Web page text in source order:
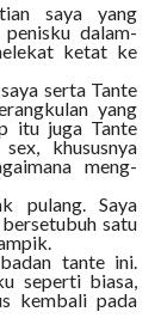
saya yang
dalam-
ketat ke
serta Tante
yang
itu juga Tante
khususnya
meng-
pulang. Saya
satu
tante ini.
seperti biasa,
kembali pada